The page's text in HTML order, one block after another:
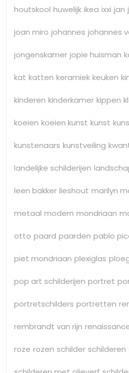
houtskool huwelijk ikea ixxi jan
joan miro johannes johannes
jongenskamer jopie huisman
kat katten keramiek keuken
kinderen kinderkamer kippen
koeien koeien kunst kunst
kunstenaars kunstveiling
landelijke schilderijen
leen bakker lieshout marilyn
metaal modern mondriaan
otto paard paarden pablo
piet mondriaan plexiglas
pop art schilderijen portret
portretschilders portretten
rembrandt van rijn
roze rozen schilder schilderen